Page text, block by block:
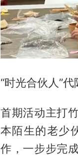
“时光合伙人”
首期活动主打
本陌生的老少
作，一步步完